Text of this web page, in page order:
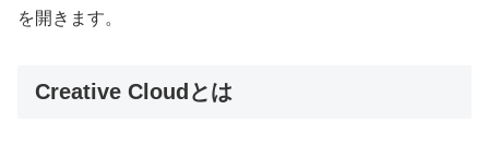
を開きます。
Creative Cloudとは